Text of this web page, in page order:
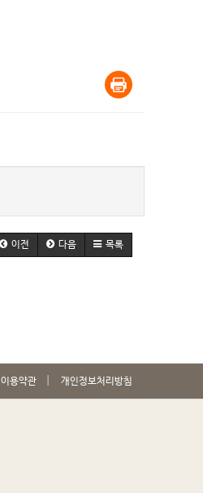
이전 다음 목록
이용약관 개인정보처리방침